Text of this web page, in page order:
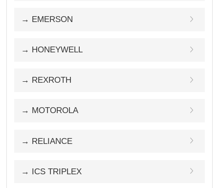
→ EMERSON
→ HONEYWELL
→ REXROTH
→ MOTOROLA
→ RELIANCE
→ ICS TRIPLEX